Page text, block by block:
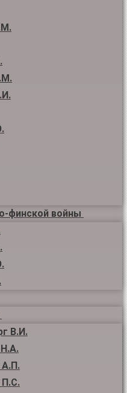
финской войны
В.И.
А.П.
П.С.